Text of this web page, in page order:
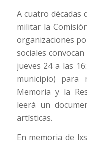
A cuatro décadas
militar la
organizaciones
sociales
jueves 24 a las
municipio) para
Memoria y la
leerá un
artísticas.
En memoria de